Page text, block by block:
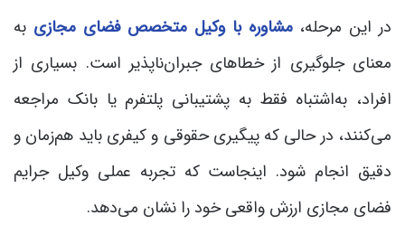
در این مرحله،مشاوره با وکیل متخصص فضای مجازی به
معنای جلوگیری از خطاهای جبران‌ناپذیر است. بسیاری از
افراد، به‌اشتباه فقط به پشتیبانی پلتفرم یا بانک مراجعه
می‌کنند، در حالی که پیگیری حقوقی و کیفری باید هم‌زمان و
دقیق انجام شود. اینجاست که تجربه عملی وکیل جرایم
فضای مجازی ارزش واقعی خود را نشان می‌دهد.